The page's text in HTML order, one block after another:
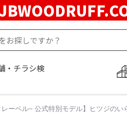
・チラシ検
ーベル− 公式特別モデル】ヒツジの